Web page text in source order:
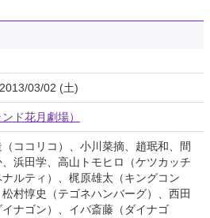
03/02 (土)
ド花月劇場）
ココリコ）、小川菜摘、趙珉和、間
浜田学、高山トモヒロ（ケツカッチ
ルティ）、梶原雄太（キングコン
村惇史（テゴネハンバーグ）、西田
ナゴン）、イバ斎藤（ダイナゴ